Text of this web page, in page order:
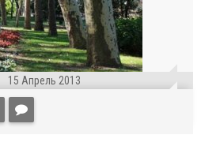
15 Апрель 2013